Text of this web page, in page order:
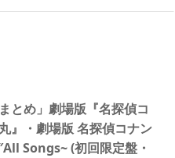
とめ」劇場版『名探偵コ
』・劇場版 名探偵コナン
Songs~ (初回限定盤・